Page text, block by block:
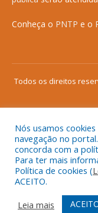
Conheça o PNTP e o
Todos os direitos
Mapa do Site
Nós usamos
navegação no
concorda com a
Para ter mais
Política de cookies (
ACEITO.
Leia mais